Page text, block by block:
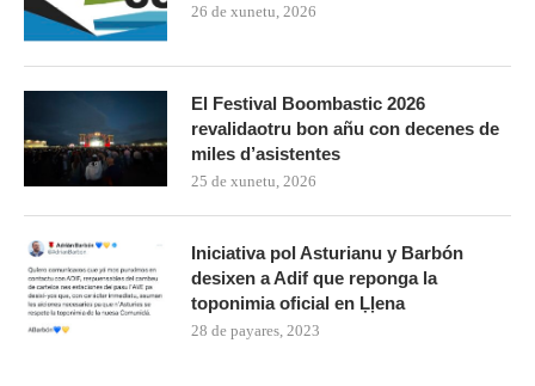
26 de xunetu, 2026
El Festival Boombastic 2026
revalidaotru bon añu con decenes de
miles d’asistentes
25 de xunetu, 2026
Iniciativa pol Asturianu y Barbón
desixen a Adif que reponga la
toponimia oficial en Ḷḷena
28 de payares, 2023